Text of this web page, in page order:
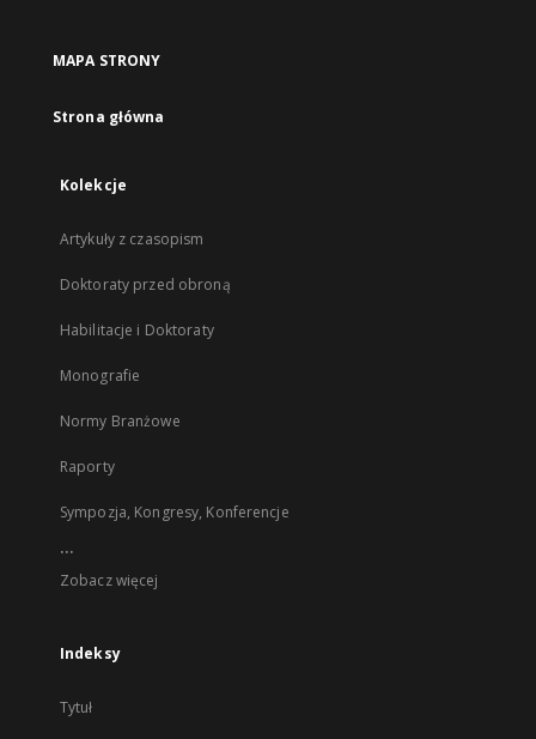
MAPA STRONY
Strona główna
Kolekcje
Artykuły z czasopism
Doktoraty przed obroną
Habilitacje i Doktoraty
Monografie
Normy Branżowe
Raporty
Sympozja, Kongresy, Konferencje
...
Zobacz więcej
Indeksy
Tytuł